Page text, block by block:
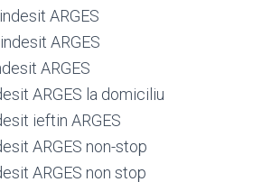
ARGES
ARGES
ARGES
ARGES la domiciliu
ieftin ARGES
ARGES non-stop
ARGES non stop